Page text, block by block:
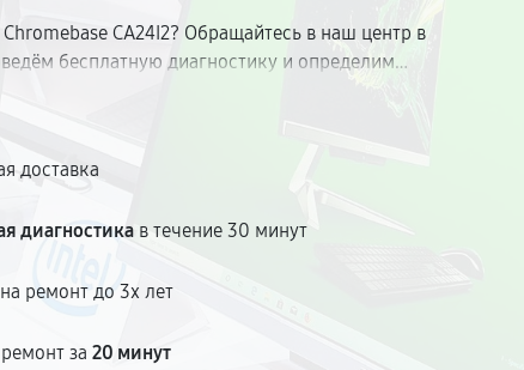
CA24I2? Обращайтесь в наш центр в
бесплатную диагностику и определим
работ. Ремонт — от 30 минут. Стоимость
доставка
диагностика в течение 30 минут
на ремонт до 3х лет
за20 минут